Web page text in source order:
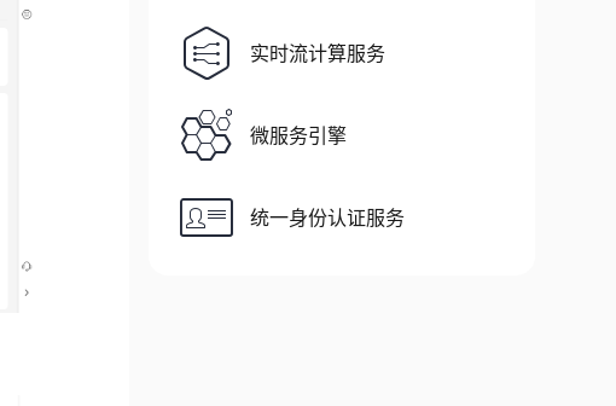
实时流计算服务
微服务引擎
统一身份认证服务